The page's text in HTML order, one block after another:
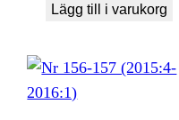
Lägg till i varukorg